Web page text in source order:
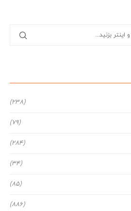
(238)
(79)
(284)
(34)
(85)
(886)